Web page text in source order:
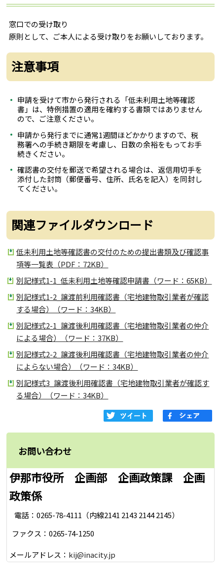
窓口での受け取り
原則として、ご本人による受け取りをお願いしております。
注意事項
申請を受けて市から発行される「低未利用土地等確認
書」は、特例措置の適用を確約する書類ではありません
ので、ご注意ください。
申請から発行までに通常1週間ほどかかりますので、税
務署への手続き期限を考慮し、日数の余裕をもってお手
続きください。
確認書の交付を郵送で希望される場合は、返信用切手を
添付した封筒（郵便番号、住所、氏名を記入）を同封し
てください。
関連ファイルダウンロード
低未利用土地等確認書の交付のための提出書類及び確認事
項等一覧表（PDF：72KB）
別記様式1-1_低未利用土地等確認申請書（ワード：65KB）
別記様式1-2_譲渡前利用確認書（宅地建物取引業者が確認
する場合）（ワード：34KB）
別記様式2-1_譲渡後利用確認書（宅地建物取引業者の仲介
による場合）（ワード：37KB）
別記様式2-2_譲渡後利用確認書（宅地建物取引業者の仲介
によらない場合）（ワード：34KB）
別記様式3_譲渡後利用確認書（宅地建物取引業者が確認す
る場合）（ワード：34KB）
お問い合わせ
伊那市役所 企画部 企画政策課 企画
政策係
電話：0265-78-4111（内線2141 2143 2144 2145）
ファクス：0265-74-1250
メールアドレス： kij@inacity.jp